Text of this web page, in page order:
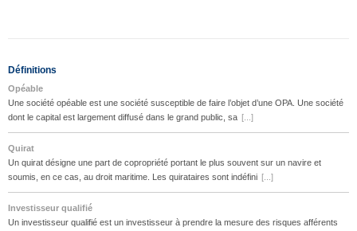
Définitions
Opéable
Une société opéable est une société susceptible de faire l’objet d’une OPA. Une société
dont le capital est largement diffusé dans le grand public, sa [...]
Quirat
Un quirat désigne une part de copropriété portant le plus souvent sur un navire et
soumis, en ce cas, au droit maritime. Les quirataires sont indéfini [...]
Investisseur qualifié
Un investisseur qualifié est un investisseur à prendre la mesure des risques afférents